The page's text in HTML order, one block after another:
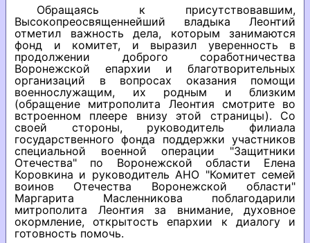
Обращаясь к присутствовавшим,
Высокопреосвященнейший владыка Леонтий
отметил важность дела, которым занимаются
фонд и комитет, и выразил уверенность в
продолжении доброго соработничества
Воронежской епархии и благотворительных
организаций в вопросах оказания помощи
военнослужащим, их родным и близким
(обращение митрополита Леонтия смотрите во
встроенном плеере внизу этой страницы). Со
своей стороны, руководитель филиала
государственного фонда поддержки участников
специальной военной операции "Защитники
Отечества" по Воронежской области Елена
Коровкина и руководитель АНО "Комитет семей
воинов Отечества Воронежской области"
Маргарита Масленникова поблагодарили
митрополита Леонтия за внимание, духовное
окормление, открытость епархии к диалогу и
готовность помочь.